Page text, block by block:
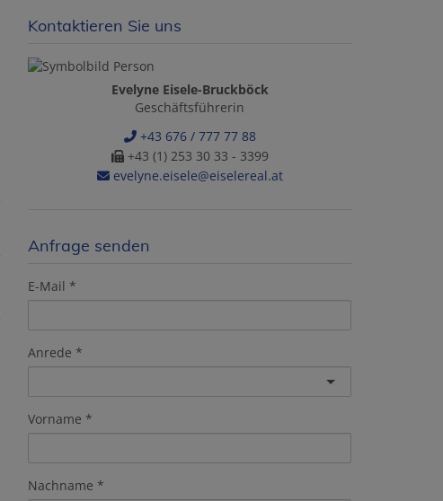
Kontaktieren Sie uns
Evelyne Eisele-Bruckböck
Geschäftsführerin
+43 676 / 777 77 88
+43 (1) 253 30 33 - 3399
evelyne.eisele@eiselereal.at
Anfrage senden
E-Mail
Anrede
Vorname
Nachname